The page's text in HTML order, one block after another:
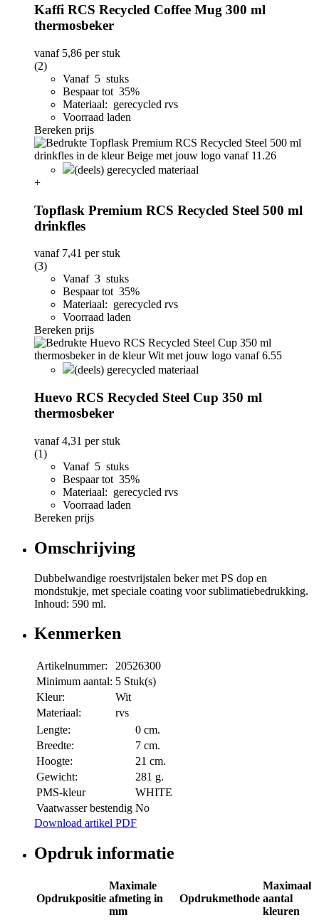
Kaffi RCS Recycled Coffee Mug 300 ml
thermosbeker
vanaf 5,86 per stuk
(2)
Vanaf 5 stuks
Bespaar tot 35%
Materiaal: gerecycled rvs
Voorraad laden
Bereken prijs
(deels) gerecycled materiaal
+
Topflask Premium RCS Recycled Steel 500 ml
drinkfles
vanaf 7,41 per stuk
(3)
Vanaf 3 stuks
Bespaar tot 35%
Materiaal: gerecycled rvs
Voorraad laden
Bereken prijs
(deels) gerecycled materiaal
Huevo RCS Recycled Steel Cup 350 ml
thermosbeker
vanaf4,31 per stuk
(1)
Vanaf 5 stuks
Bespaar tot 35%
Materiaal: gerecycled rvs
Voorraad laden
Bereken prijs
Omschrijving
Dubbelwandige roestvrijstalen beker met PS dop en
mondstukje, met speciale coating voor sublimatiebedrukking.
Inhoud: 590 ml.
Kenmerken
Artikelnummer:
20526300
Minimum aantal: 5 Stuk(s)
Kleur:
Wit
Materiaal:
rvs
Lengte:
0 cm.
Breedte:
7 cm.
Hoogte:
21 cm.
Gewicht:
281 g.
PMS-kleur
WHITE
Vaatwasser bestendig No
Download artikel PDF
Opdruk informatie
Opdrukpositie
Maximale
afmeting in
mm
Opdrukmethode
Maximaal
aantal
kleuren